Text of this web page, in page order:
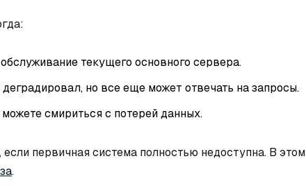
текущего основного сервера.
но все еще может отвечать на запросы.
смириться с потерей данных.
первичная система полностью недоступна. В этом
.